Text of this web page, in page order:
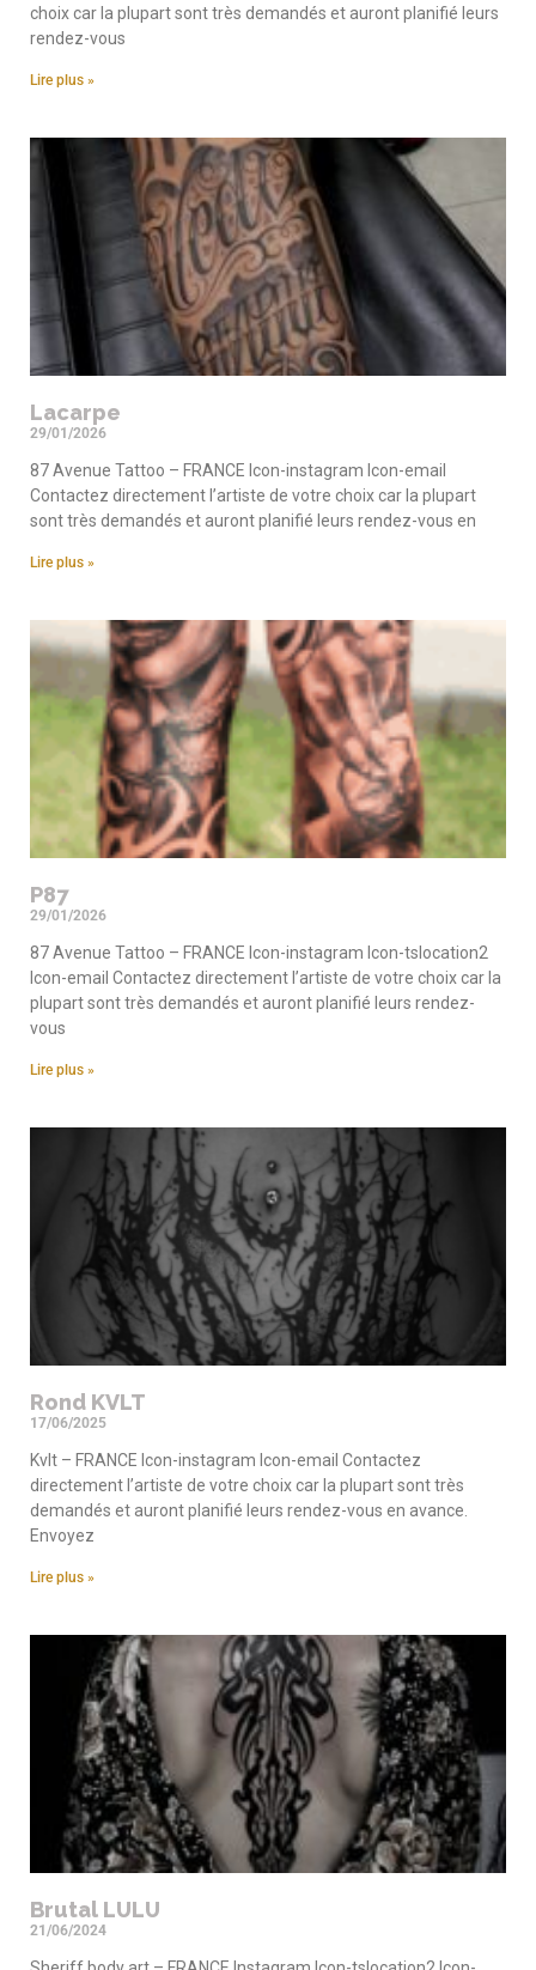
choix car la plupart sont très demandés et auront planifié leurs
rendez-vous
Lire plus »
Lacarpe
29/01/2026
87 Avenue Tattoo – FRANCE Icon-instagram Icon-email
Contactez directement l’artiste de votre choix car la plupart
sont très demandés et auront planifié leurs rendez-vous en
Lire plus »
P87
29/01/2026
87 Avenue Tattoo – FRANCE Icon-instagram Icon-tslocation2
Icon-email Contactez directement l’artiste de votre choix car la
plupart sont très demandés et auront planifié leurs rendez-
vous
Lire plus »
Rond KVLT
17/06/2025
Kvlt – FRANCE Icon-instagram Icon-email Contactez
directement l’artiste de votre choix car la plupart sont très
demandés et auront planifié leurs rendez-vous en avance.
Envoyez
Lire plus »
Brutal LULU
21/06/2024